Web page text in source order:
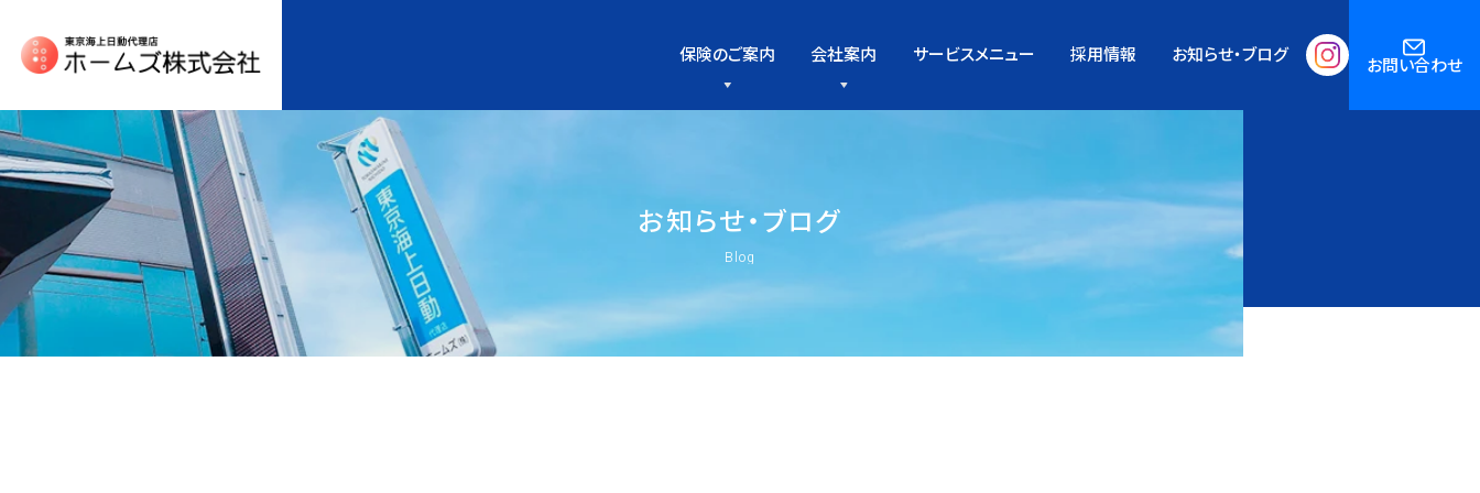
保険のご案内 会社案内 サービスメニュー 採用情報 お知らせ・ブログ お問い合わせ
お知らせ・ブログ
Blog